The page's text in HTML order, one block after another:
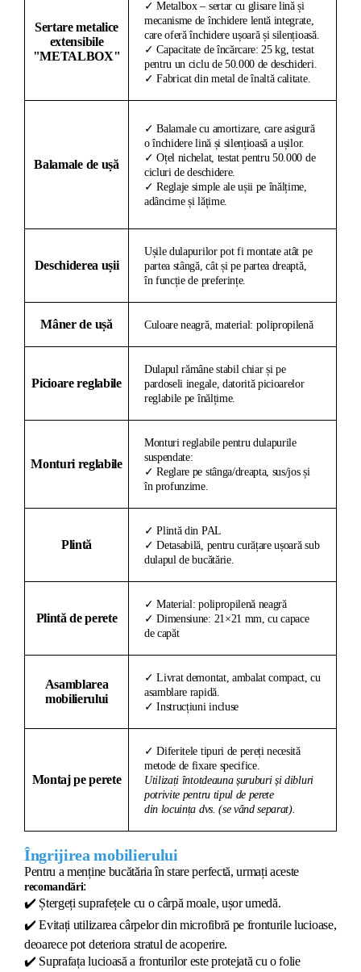
Sertare metalice
extensibile
"METALBOX"
✓ Metalbox – sertar cu glisare lină și
mecanisme de închidere lentă integrate,
care oferă închidere ușoară și silențioasă.
✓ Capacitate de încărcare: 25 kg, testat
pentru un ciclu de 50.000 de deschideri.
✓ Fabricat din metal de înaltă calitate.
Balamale de ușă
✓ Balamale cu amortizare, care asigură
o închidere lină și silențioasă a ușilor.
✓ Oțel nichelat, testat pentru 50.000 de
cicluri de deschidere.
✓ Reglaje simple ale ușii pe înălțime,
adâncime și lățime.
Deschiderea ușii
Ușile dulapurilor pot fi montate atât pe
partea stângă, cât și pe partea dreaptă,
în funcție de preferințe.
Mâner de ușă Culoare neagră, material: polipropilenă
Picioare reglabile
Dulapul rămâne stabil chiar și pe
pardoseli inegale, datorită picioarelor
reglabile pe înălțime.
Monturi reglabile
Monturi reglabile pentru dulapurile
suspendate:
✓ Reglare pe stânga/dreapta, sus/jos și
în profunzime.
Plintă
✓ Plintă din PAL
✓ Detasabilă, pentru curățare ușoară sub
dulapul de bucătărie.
Plintă de perete
✓ Material: polipropilenă neagră
✓ Dimensiune: 21×21 mm, cu capace
de capăt
Asamblarea
mobilierului
✓ Livrat demontat, ambalat compact, cu
asamblare rapidă.
✓ Instrucțiuni incluse
Montaj pe perete
✓ Diferitele tipuri de pereți necesită
metode de fixare specifice.
Utilizați întotdeauna șuruburi și dibluri
potrivite pentru tipul de perete
din locuința dvs. (se vând separat).
Îngrijirea mobilierului
Pentru a menține bucătăria în stare perfectă, urmați aceste
recomandări:
✔️ Ștergeți suprafețele cu o cârpă moale, ușor umedă.
✔️ Evitați utilizarea cârpelor din microfibră pe fronturile lucioase,
deoarece pot deteriora stratul de acoperire.
✔️ Suprafața lucioasă a fronturilor este protejată cu o folie